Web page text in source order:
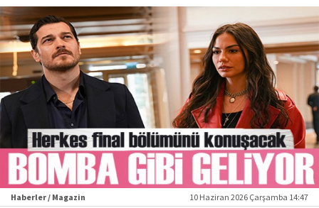
Haberler / Magazin 10 Haziran 2026 Çarşamba 14:47